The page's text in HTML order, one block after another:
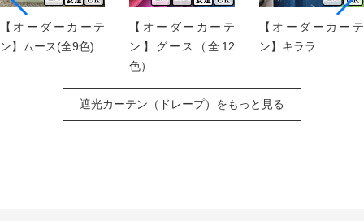
【オーダーカーテ
ン】ムース(全9色)
【オーダーカーテ
ン】グース（全12
色）
【オーダーカーテ
ン】キララ
遮光カーテン（ドレープ）をもっと見る